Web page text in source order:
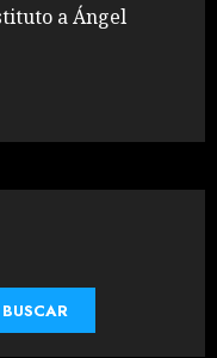
a Ángel
BUSCAR